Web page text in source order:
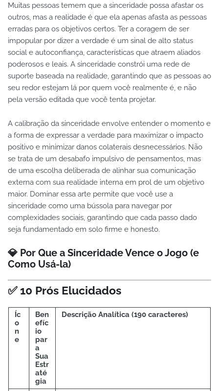
Muitas pessoas temem que a sinceridade possa afastar os
outros, mas a realidade é que ela apenas afasta as pessoas
erradas para os objetivos certos. Ter a coragem de ser
impopular por dizer a verdade é um sinal de alto status
social e autoconfiança, características que atraem aliados
poderosos e leais. A sinceridade constrói uma rede de
suporte baseada na realidade, garantindo que as pessoas ao
seu redor estejam lá por quem você realmente é, e não
pela versão editada que você tenta projetar.
A calibração da sinceridade envolve entender o momento e
a forma de expressar a verdade para maximizar o impacto
positivo e minimizar danos colaterais desnecessários. Não
se trata de um desabafo impulsivo de pensamentos, mas
de uma escolha deliberada de alinhar sua comunicação
externa com sua realidade interna em prol de um objetivo
maior. Dominar essa arte permite que você use a
sinceridade como uma bússola para navegar por
complexidades sociais, garantindo que cada passo dado
seja fundamentado em solo firme e honesto.
💎 Por Que a Sinceridade Vence o Jogo (e
Como Usá-la)
✅ 10 Prós Elucidados
Íc
o
n
e
Ben
efíc
io
par
a
Sua
Estr
até
gia
Descrição Analítica (190 caracteres)